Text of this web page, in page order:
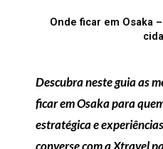
Onde ficar em Osaka
Descubra neste guia as
ficar em Osaka para
estratégica e
converse com a Xtravel